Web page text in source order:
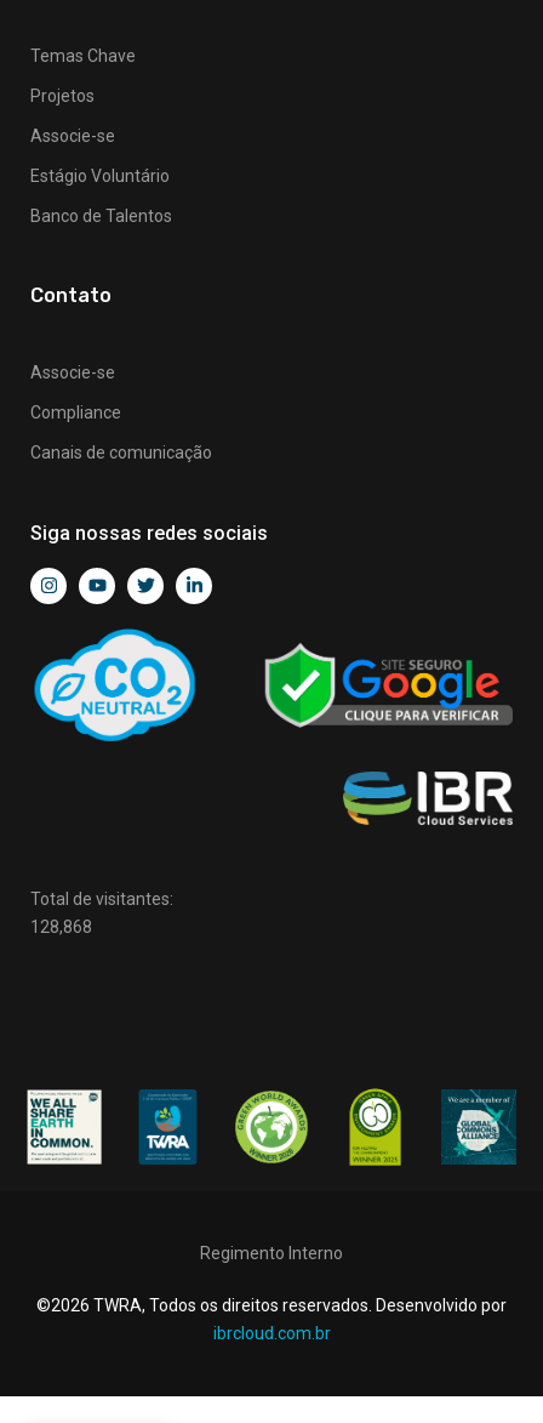
Temas Chave
Projetos
Associe-se
Estágio Voluntário
Banco de Talentos
Contato
Associe-se
Compliance
Canais de comunicação
Siga nossas redes sociais
Total de visitantes:
128,868
Regimento Interno
©2026 TWRA, Todos os direitos reservados. Desenvolvido por
ibrcloud.com.br